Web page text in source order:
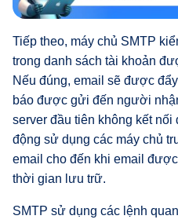
Tiếp theo, máy chủ SMTP
trong danh sách tài khoản
Nếu đúng, email sẽ được
báo được gửi đến người
server đầu tiên không kết
động sử dụng các máy chủ
email cho đến khi email
thời gian lưu trữ.
SMTP sử dụng các lệnh